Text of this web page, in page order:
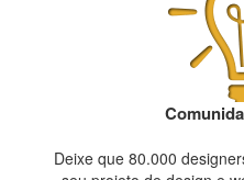
Deixe que 80.000